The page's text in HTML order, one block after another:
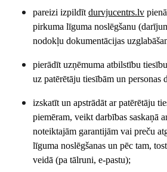
pareizi izpildīt durvjucentrs.lv
pirkuma līguma noslēgšanu
nodokļu dokumentācijas
pierādīt uzņēmuma atbilstību
uz patērētāju tiesībām un personas
izskatīt un apstrādāt ar patērētāju
piemēram, veikt darbības saskaņā
noteiktajām garantijām vai preču
līguma noslēgšanas un pēc tam,
veidā (pa tālruni, e-pastu);